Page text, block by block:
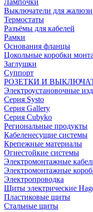
Лампочки
Выключатели для жалюзи
Термостаты
Разъёмы для кабелей
Рамки
Основания фланцы
Цокольные коробки
Заглушки
Суппорт
РОЗЕТКИ И
Электроустановочные
Серия Systo
Серия Gallery
Серия Cubyko
Региональные продукты
Кабеленесущие системы
Крепежные материалы
Огнестойкие системы
Электромонтажные
Электромонтажные
Электропроводка
Щиты электрические
Пластиковые щиты
Стальные щиты